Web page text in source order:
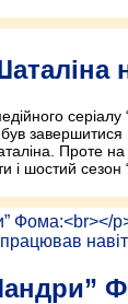
серіалу
завершитися
Проте
і шостий сезон